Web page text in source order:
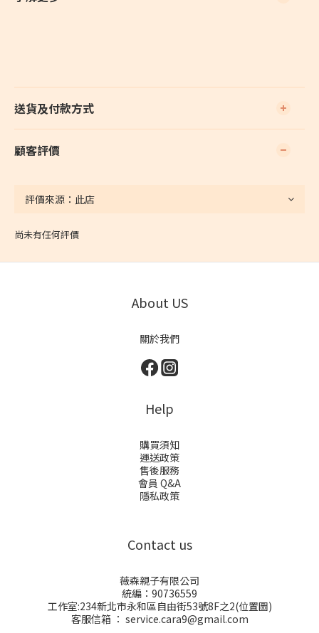
送貨及付款方式
顧客評價
尚未有任何評價
About US
關於我們
Help
購買須知
運送政策
售後服務
會員 Q&A
隱私政策
Contact us
薇森親子有限公司
統編：90736559
工作室:234新北市永和區自由街53號8F之2(位置圖)
客服信箱 ： service.cara9@gmail.com